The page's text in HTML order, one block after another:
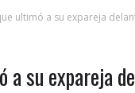
ultimó a su expareja
su expareja